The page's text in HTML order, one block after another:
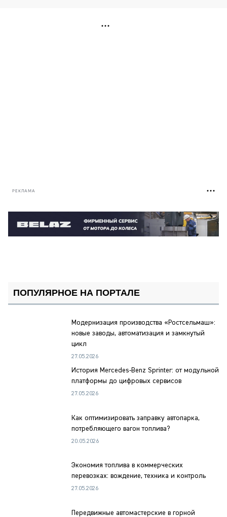
РЕКЛАМА
ПОПУЛЯРНОЕ НА ПОРТАЛЕ
Модернизация производства «Ростсельмаш»:
новые заводы, автоматизация и замкнутый
цикл
27.05.2026
История Mercedes-Benz Sprinter: от модульной
платформы до цифровых сервисов
27.05.2026
Как оптимизировать заправку автопарка,
потребляющего вагон топлива?
20.05.2026
Экономия топлива в коммерческих
перевозках: вождение, техника и контроль
27.05.2026
Передвижные автомастерские в горной